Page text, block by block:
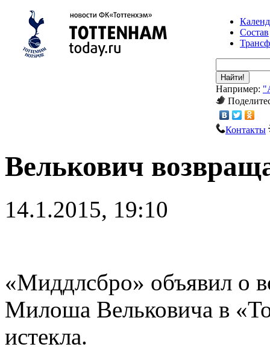
Состав
Найти!
Например:
Контакты
Велькович
14.1.2015, 19:10
«Миддлсбро» объявил о
Милоша Вельковича в
истекла.